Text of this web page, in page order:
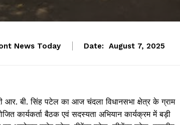
News Today Date: August 7, 2025
आर. बी. सिंह पटेल का आज चंदला विधानसभा क्षेत्र के ग्राम
कार्यकर्ता बैठक एवं सदस्यता अभियान कार्यक्रम में बड़ी